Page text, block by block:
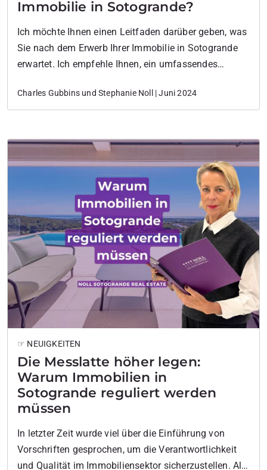
Immobilie in Sotogrande?
Ich möchte Ihnen einen Leitfaden darüber geben, was
Sie nach dem Erwerb Ihrer Immobilie in Sotogrande
erwartet. Ich empfehle Ihnen, ein umfassendes
relevanten Dokumente im Zusammenhang mit Ihrem
neuen Vermögenswert zu organisieren und verfügbar
Charles Gubbins und Stephanie Noll | Juni 2024
Die Messlatte höher legen:
Warum Immobilien in
Sotogrande reguliert werden
müssen
☞ NEUIGKEITEN
In letzter Zeit wurde viel über die Einführung von
Vorschriften gesprochen, um die Verantwortlichkeit
und Qualität im Immobiliensektor sicherzustellen. Alle